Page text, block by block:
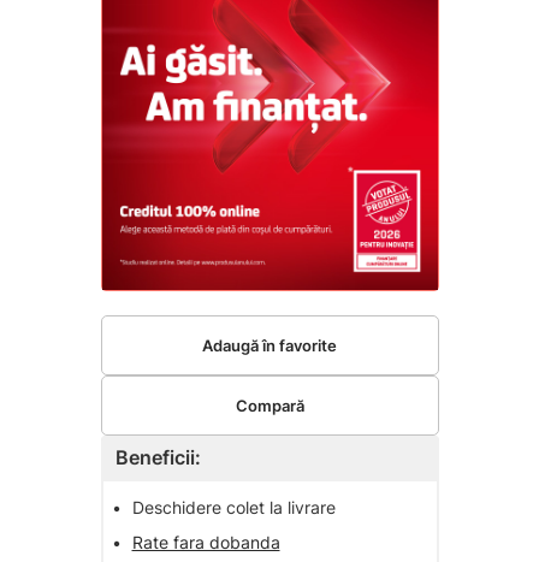
Beneficii:
•
Deschidere colet la livrare
•
Rate fara dobanda
Adaugă în favorite
Compară